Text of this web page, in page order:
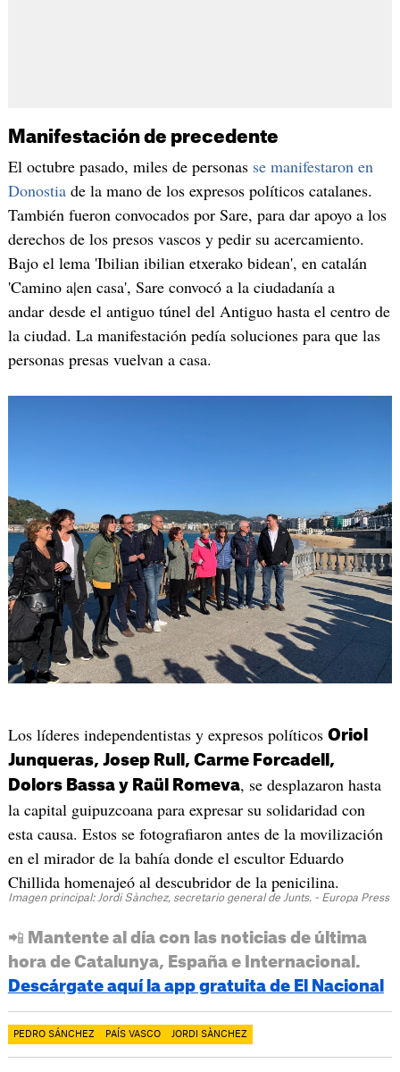
Manifestación de precedente
El octubre pasado, miles de personas se manifestaron en
Donostiade la mano de los expresos políticos catalanes.
También fueron convocados por Sare, para dar apoyo a los
derechos de los presos vascos y pedir su acercamiento.
Bajo el lema 'Ibilian ibilian etxerako bidean', en catalán
'Camino a|en casa', Sare convocó a la ciudadanía a
andar desde el antiguo túnel del Antiguo hasta el centro de
la ciudad. La manifestación pedía soluciones para que las
personas presas vuelvan a casa.
Los líderes independentistas y expresos políticos Oriol
Junqueras, Josep Rull, Carme Forcadell,
Dolors Bassa y Raül Romeva, se desplazaron hasta
la capital guipuzcoana para expresar su solidaridad con
esta causa. Estos se fotografiaron antes de la movilización
en el mirador de la bahía donde el escultor Eduardo
Chillida homenajeó al descubridor de la penicilina.
Imagen principal: Jordi Sànchez, secretario general de Junts. - Europa Press
📲 Mantente al día con las noticias de última
hora de Catalunya, España e Internacional.
Descárgate aquí la app gratuita de El Nacional
PEDRO SÁNCHEZ PAÍS VASCO JORDI SÀNCHEZ